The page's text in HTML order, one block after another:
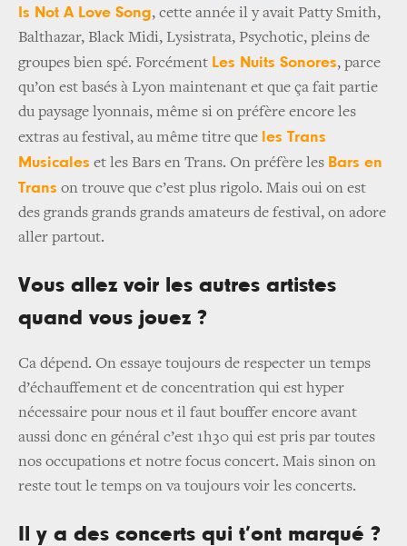
Is Not A Love Song, cette année il y avait Patty Smith,
Balthazar, Black Midi, Lysistrata, Psychotic, pleins de
groupes bien spé. Forcément Les Nuits Sonores, parce
qu’on est basés à Lyon maintenant et que ça fait partie
du paysage lyonnais, même si on préfère encore les
extras au festival, au même titre que les Trans
Musicales et les Bars en Trans. On préfère les Bars en
Trans on trouve que c’est plus rigolo. Mais oui on est
des grands grands grands amateurs de festival, on adore
aller partout.
Vous allez voir les autres artistes
quand vous jouez ?
Ca dépend. On essaye toujours de respecter un temps
d’échauffement et de concentration qui est hyper
nécessaire pour nous et il faut bouffer encore avant
aussi donc en général c’est 1h30 qui est pris par toutes
nos occupations et notre focus concert. Mais sinon on
reste tout le temps on va toujours voir les concerts.
Il y a des concerts qui t’ont marqué ?